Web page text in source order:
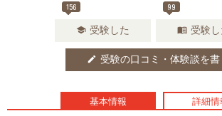
に取り入れ幅広く活かしたいという方にオスス
156
school 受験した
99
menu_book 受験
edit 受験の口コミ・体験談を書
基本情報 詳細情